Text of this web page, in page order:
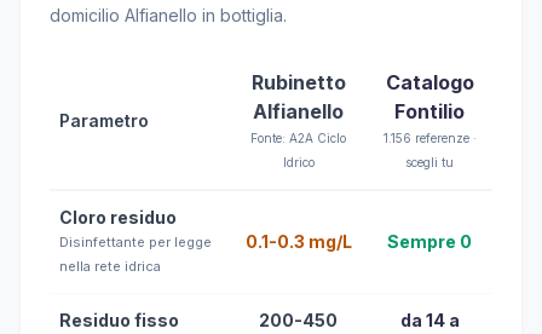
domicilio Alfianello in bottiglia.
Parametro
Rubinetto
Alfianello
Fonte: A2A Ciclo
Idrico
Catalogo
Fontilio
1.156 referenze ·
scegli tu
Cloro residuo
Disinfettante per legge
nella rete idrica
0.1-0.3 mg/L Sempre 0
Residuo fisso 200-450 da 14 a